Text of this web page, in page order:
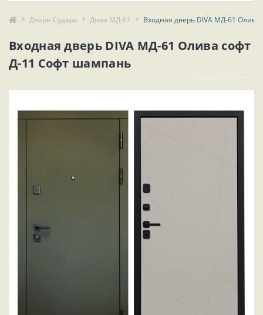
Двери Сударь Дива МД-61 Входная дверь DIVA МД-61
Входная дверь DIVA МД-61 Олива софт
Д-11 Софт шампань